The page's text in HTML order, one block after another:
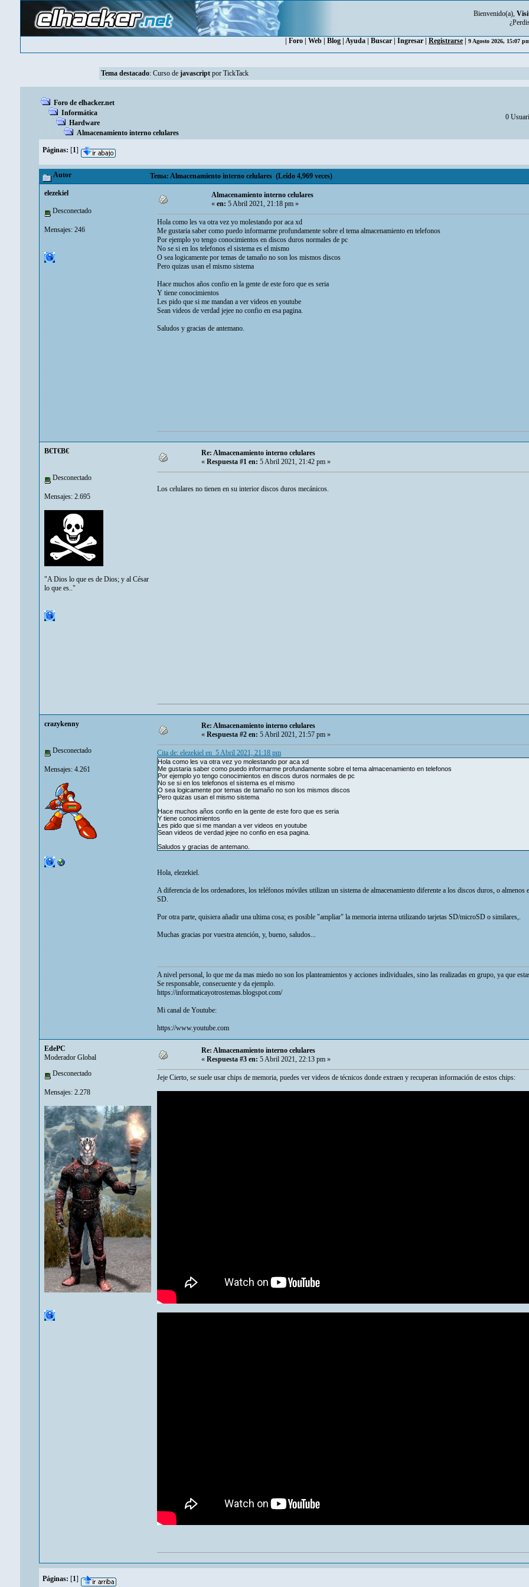
Bienvenido(a),
Foro Web Blog Ayuda Buscar Ingresar Registrarse 9 Agosto 2026, 15:07
Tema destacado: Curso de javascript por TickTack
Foro de elhacker.net
Informática
Hardware
Almacenamiento interno celulares
0
Páginas: [1]
Autor Tema: Almacenamiento interno celulares (Leído 4,969 veces)
elezekiel
Desconectado
Mensajes: 246
Almacenamiento interno celulares
«en:5 Abril 2021, 21:18 pm »
Hola como les va otra vez yo molestando por aca xd
Me gustaria saber como puedo informarme profundamente sobre el tema almacenamiento en telefonos
Por ejemplo yo tengo conocimientos en discos duros normales de pc
No se si en los telefonos el sistema es el mismo
O sea logicamente por temas de tamaño no son los mismos discos
Pero quizas usan el mismo sistema
Hace muchos años confio en la gente de este foro que es seria
Y tiene conocimientos
Les pido que si me mandan a ver videos en youtube
Sean videos de verdad jejee no confio en esa pagina.
Saludos y gracias de antemano.
B€T€B€
Desconectado
Mensajes: 2.695
"A Dios lo que es de Dios; y al César
lo que es.."
Re: Almacenamiento interno celulares
« Respuesta #1 en: 5 Abril 2021, 21:42 pm »
Los celulares no tienen en su interior discos duros mecánicos.
crazykenny
Desconectado
Mensajes: 4.261
Re: Almacenamiento interno celulares
«Respuesta #2 en:5 Abril 2021, 21:57 pm »
Cita de: elezekiel en 5 Abril 2021, 21:18 pm
Hola como les va otra vez yo molestando por aca xd
Me gustaria saber como puedo informarme profundamente sobre el tema almacenamiento en telefonos
Por ejemplo yo tengo conocimientos en discos duros normales de pc
No se si en los telefonos el sistema es el mismo
O sea logicamente por temas de tamaño no son los mismos discos
Pero quizas usan el mismo sistema
Hace muchos años confio en la gente de este foro que es seria
Y tiene conocimientos
Les pido que si me mandan a ver videos en youtube
Sean videos de verdad jejee no confio en esa pagina.
Saludos y gracias de antemano.
Hola, elezekiel.
A diferencia de los ordenadores, los teléfonos móviles utilizan un sistema de almacenamiento diferente a los discos duros, o
SD.
Por otra parte, quisiera añadir una ultima cosa; es posible "ampliar" la memoria interna utilizando tarjetas SD/microSD o similares,.
Muchas gracias por vuestra atención, y, bueno, saludos...
A nivel personal, lo que me da mas miedo no son los planteamientos y acciones individuales, sino las realizadas en grupo, ya que
Se responsable, consecuente y da ejemplo.
https://informaticayotrostemas.blogspot.com/
Mi canal de Youtube:
https://www.youtube.com
EdePC
Moderador Global
Desconectado
Mensajes: 2.278
Re: Almacenamiento interno celulares
« Respuesta #3 en: 5 Abril 2021, 22:13 pm »
Jeje Cierto, se suele usar chips de memoria, puedes ver videos de técnicos donde extraen y recuperan información de estos chips:
Páginas: [1]